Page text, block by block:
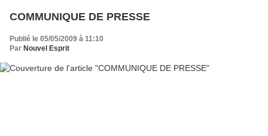
COMMUNIQUE DE PRESSE
Publié le 05/05/2009 à 11:10
Par Nouvel Esprit